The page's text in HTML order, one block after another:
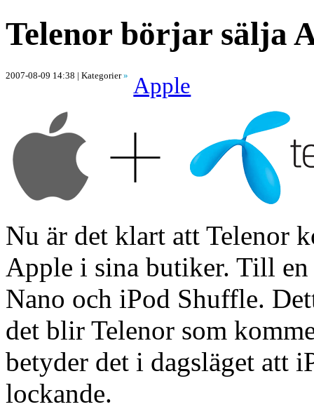
Telenor börjar sälja
2007-08-09 14:38 | Kategorier» Apple
Nu är det klart att Telenor
Apple i sina butiker. Till
Nano och iPod Shuffle.
det blir Telenor som
betyder det i dagsläget att
lockande.